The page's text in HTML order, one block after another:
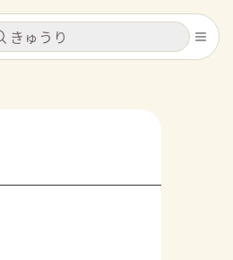
キャンセル
キャンセル